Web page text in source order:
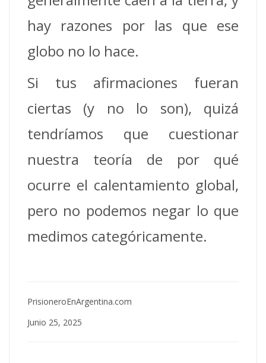
hay razones por las que ese
globo no lo hace.
Si tus afirmaciones fueran
ciertas (y no lo son), quizá
tendríamos que cuestionar
nuestra teoría de por qué
ocurre el calentamiento global,
pero no podemos negar lo que
medimos categóricamente.
PrisioneroEnArgentina.com
Junio 25, 2025